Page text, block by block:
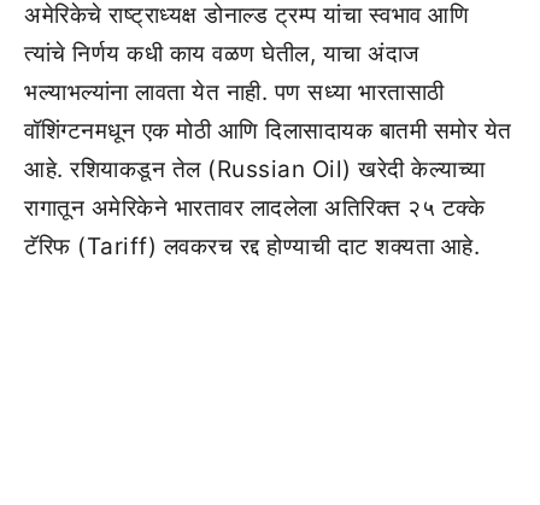
अमेरिकेचे राष्ट्राध्यक्ष डोनाल्ड ट्रम्प यांचा स्वभाव आणि
त्यांचे निर्णय कधी काय वळण घेतील, याचा अंदाज
भल्याभल्यांना लावता येत नाही. पण सध्या भारतासाठी
वॉशिंग्टनमधून एक मोठी आणि दिलासादायक बातमी समोर येत
आहे. रशियाकडून तेल (Russian Oil) खरेदी केल्याच्या
रागातून अमेरिकेने भारतावर लादलेला अतिरिक्त २५ टक्के
टॅरिफ (Tariff) लवकरच रद्द होण्याची दाट शक्यता आहे.